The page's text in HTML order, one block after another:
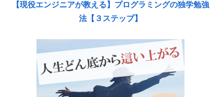
【現役エンジニアが教える】プログラミングの独学勉強
法【３ステップ】